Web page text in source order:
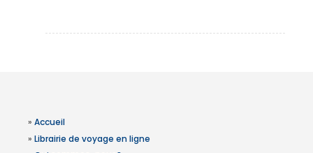
» Accueil
» Librairie de voyage en ligne